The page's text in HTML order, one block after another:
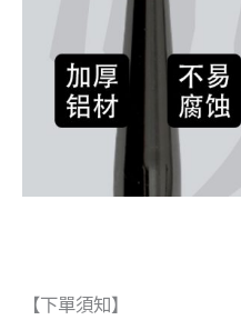
【下單須知】